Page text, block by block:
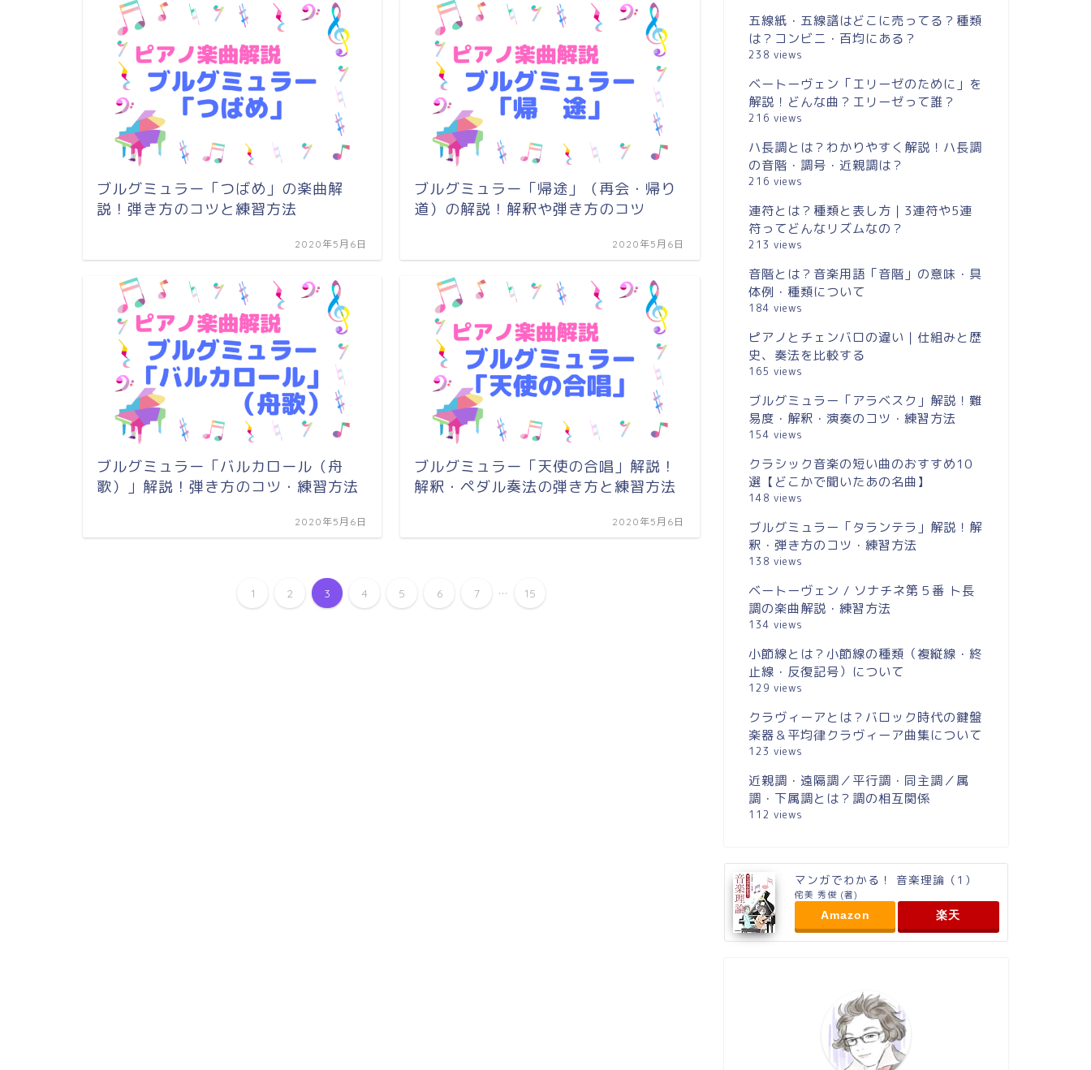
ブルグミュラー「つばめ」の楽曲解
説！弾き方のコツと練習方法
2020年5月6日
ブルグミュラー「帰途」（再会・帰り
道）の解説！解釈や弾き方のコツ
2020年5月6日
ブルグミュラー「バルカロール（舟
歌）」解説！弾き方のコツ・練習方法
2020年5月6日
ブルグミュラー「天使の合唱」解説！
解釈・ペダル奏法の弾き方と練習方法
2020年5月6日
1 2 3 4 5 6 7 ... 15
五線紙・五線譜はどこに売ってる？種類
は？コンビニ・百均にある？
238 views
ベートーヴェン「エリーゼのために」を
解説！どんな曲？エリーゼって誰？
216 views
ハ長調とは？わかりやすく解説！ハ長調
の音階・調号・近親調は？
216 views
連符とは？種類と表し方｜3連符や5連
符ってどんなリズムなの？
213 views
音階とは？音楽用語「音階」の意味・具
体例・種類について
184 views
ピアノとチェンバロの違い｜仕組みと歴
史、奏法を比較する
165 views
ブルグミュラー「アラベスク」解説！難
易度・解釈・演奏のコツ・練習方法
154 views
クラシック音楽の短い曲のおすすめ10
選【どこかで聞いたあの名曲】
148 views
ブルグミュラー「タランテラ」解説！解
釈・弾き方のコツ・練習方法
138 views
ベートーヴェン / ソナチネ第５番 ト長
調の楽曲解説・練習方法
134 views
小節線とは？小節線の種類（複縦線・終
止線・反復記号）について
129 views
クラヴィーアとは？バロック時代の鍵盤
楽器＆平均律クラヴィーア曲集について
123 views
近親調・遠隔調／平行調・同主調／属
調・下属調とは？調の相互関係
112 views
マンガでわかる！ 音楽理論（1）
侘美 秀俊 (著)
Amazon
楽天